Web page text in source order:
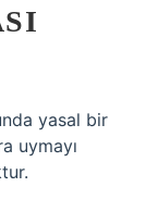
yasal bir
uymayı